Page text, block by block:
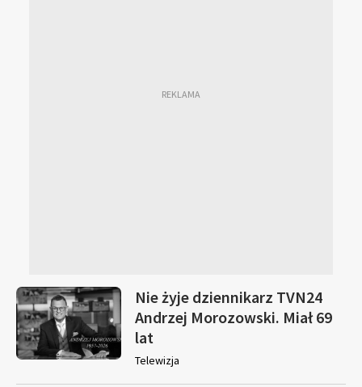
Nie żyje dziennikarz TVN24
Andrzej Morozowski. Miał 69
lat
Telewizja